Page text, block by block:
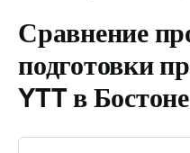
Сравнение
подготовки
YTT в Бостоне